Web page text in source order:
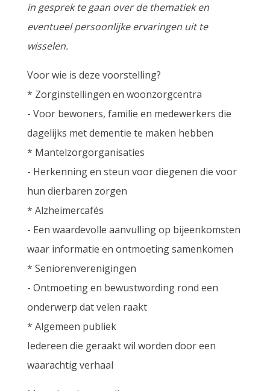
in gesprek te gaan over de thematiek en
eventueel persoonlijke ervaringen uit te
wisselen.
Voor wie is deze voorstelling?
* Zorginstellingen en woonzorgcentra
- Voor bewoners, familie en medewerkers die
dagelijks met dementie te maken hebben
* Mantelzorgorganisaties
- Herkenning en steun voor diegenen die voor
hun dierbaren zorgen
* Alzheimercafés
- Een waardevolle aanvulling op bijeenkomsten
waar informatie en ontmoeting samenkomen
* Seniorenverenigingen
- Ontmoeting en bewustwording rond een
onderwerp dat velen raakt
* Algemeen publiek
Iedereen die geraakt wil worden door een
waarachtig verhaal